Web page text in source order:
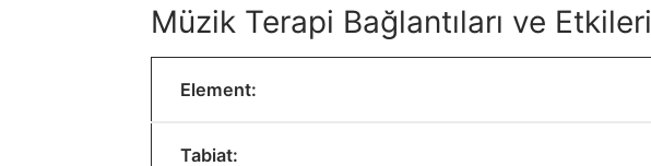
Müzik Terapi Bağlantıları ve Etkileri
Element:
Tabiat: